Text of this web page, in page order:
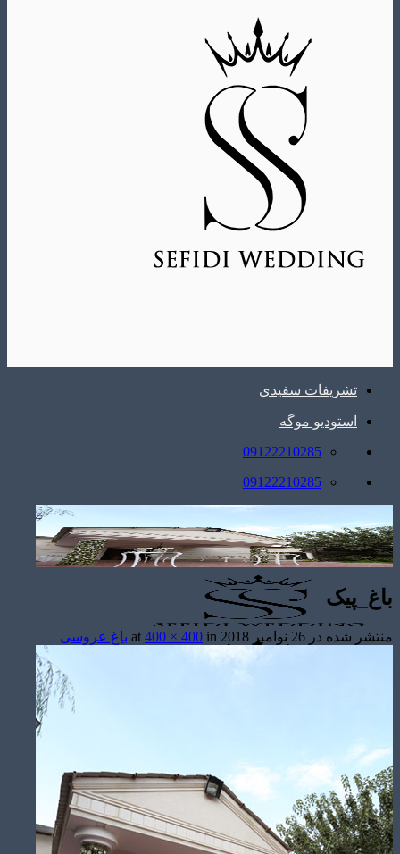
تشریفات سفیدی
استودیو موگه
09122210285
09122210285
باغ های عروسی
استودیو عکاسی
قیمت منوها
برآورد قیمت
باغ_پیک
منتشر شده در 26 نوامبر 2018 400 × 400 in باغ عروسی